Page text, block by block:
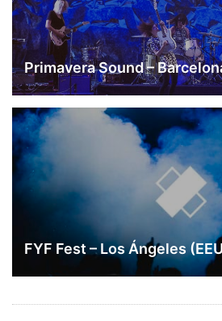
Primavera Sound –
FYF Fest – Los Ángeles